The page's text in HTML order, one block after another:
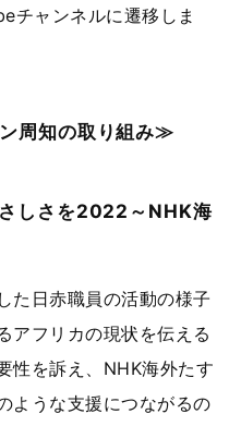
チャンネルに遷移しま
周知の取り組み≫
しさを2022～NHK海
た日赤職員の活動の様子
アフリカの現状を伝える
性を訴え、NHK海外たす
ような支援につながるの